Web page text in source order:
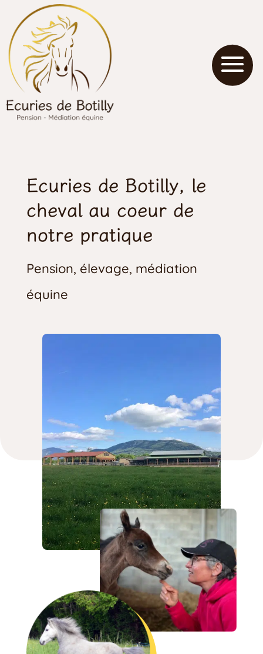
Panneau de gestion des cookies
Ecuries de Botilly, le
cheval au coeur de
notre pratique
Pension, élevage, médiation
équine